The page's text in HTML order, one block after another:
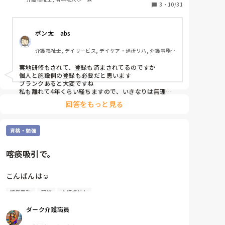
近い内にそういう利用者も入れていくとの事で、夜勤
は吸引出来る人と出来ない人で組むとの事でした。
不安です。
痰の吸引や胃ろう等の研修修了後、暫く使ってない
方･学校以降現場での経験のない方等、思い出せまし
たか?
大丈夫かなと不安です。
3 ・ 10/31
ポン太　abs
介護福祉士, デイサービス, デイケア・通所リハ, 介護事務,
実地研修もされて、登録も済まされてるのですか
個人と施設側の登録も必要だと思います
ブランクあると大変ですね
私も離れて4年くらい経ちますので、いきなりは無理だ
回答をもっと見る
資格・勉強
喀痰吸引で。
こんばんは☺️
最近聞いたのですが実務者研修持ってれば喀痰吸引は
入口近くまでは出来るって言う風に聞いたのです
が、、、、
喀痰吸引 研修 介護福祉士
ダーク介護職員